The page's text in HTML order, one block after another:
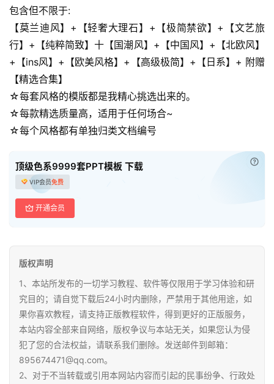
页
母
婴
早
教
源
中
资
料
小
学
资
料
包含但不限于:
【莫兰迪风】+【轻奢大理石】+【极简禁欲】+【文艺旅
行】+【纯粹简致】十【国潮风】+【中国风】+【北欧风】
+【ins风】+【欧美风格】+【高级极简】+【日系】+ 附赠
【精选合集】
☆每套风格的模版都是我精心挑选出来的。
☆每款精选质量高，适用于任何场合~
☆每个风格都有单独归类文档编号
顶级色系9999套PPT模板 下载
VIP会员免费
开通会员
版权声明
1、本站所发布的一切学习教程、软件等仅限用于学习体验和研
究目的；请自觉下载后24小时内删除，严禁用于其他用途，如
果你喜欢教程，请支持正版教程软件，得到更好的正版服务，
本站内容全部来自网络，版权争议与本站无关，如果您认为侵
犯了您的合法权益，请联系我们删除。发送邮件到邮箱：
895674471@qq.com。
2、对于不当转载或引用本网站内容而引起的民事纷争、行政处